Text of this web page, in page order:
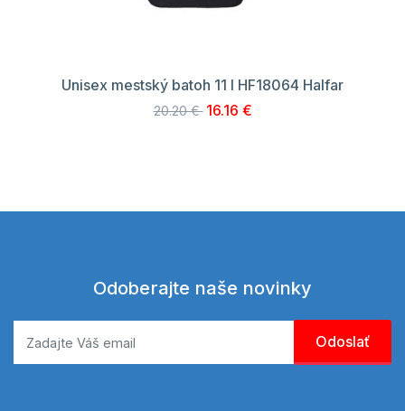
Unisex mestský batoh 11 l HF18064 Halfar
20.20 € 16.16 €
Odoberajte naše novinky